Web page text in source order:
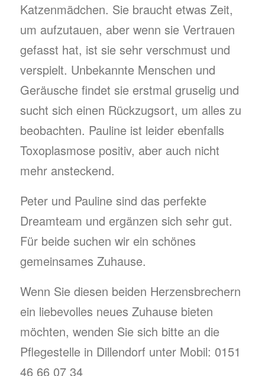
Katzenmädchen. Sie braucht etwas Zeit,
um aufzutauen, aber wenn sie Vertrauen
gefasst hat, ist sie sehr verschmust und
verspielt. Unbekannte Menschen und
Geräusche findet sie erstmal gruselig und
sucht sich einen Rückzugsort, um alles zu
beobachten. Pauline ist leider ebenfalls
Toxoplasmose positiv, aber auch nicht
mehr ansteckend.
Peter und Pauline sind das perfekte
Dreamteam und ergänzen sich sehr gut.
Für beide suchen wir ein schönes
gemeinsames Zuhause.
Wenn Sie diesen beiden Herzensbrechern
ein liebevolles neues Zuhause bieten
möchten, wenden Sie sich bitte an die
Pflegestelle in Dillendorf unter Mobil: 0151
46 66 07 34